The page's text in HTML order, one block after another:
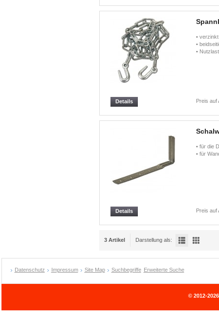
• verzinkt
•
•
Preis auf
Details
• für die
• für
Preis auf
Details
3 Artikel Darstellung als:
Datenschutz Impressum Site Map Suchbegriffe Erweiterte Suche
© 2012-